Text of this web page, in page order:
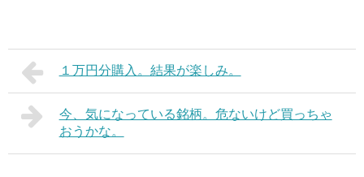
１万円分購入。結果が楽しみ。
今、気になっている銘柄。危ないけど買っちゃ
おうかな。